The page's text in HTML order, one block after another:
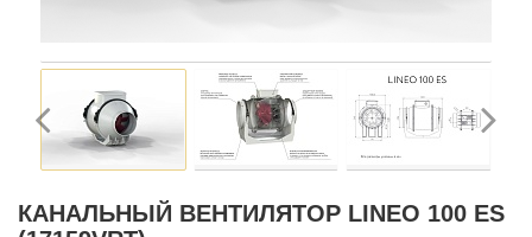
КАНАЛЬНЫЙ ВЕНТИЛЯТОР LINEO 100 ES